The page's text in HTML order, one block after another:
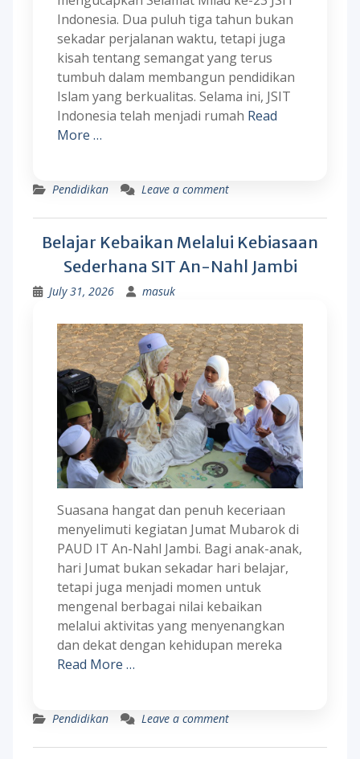
Indonesia. Dua puluh tiga tahun bukan
sekadar perjalanan waktu, tetapi juga
kisah tentang semangat yang terus
tumbuh dalam membangun pendidikan
Islam yang berkualitas. Selama ini, JSIT
Indonesia telah menjadi rumah Read
More …
Pendidikan Leave a comment
Belajar Kebaikan Melalui Kebiasaan
Sederhana SIT An-Nahl Jambi
July 31, 2026 masuk
Suasana hangat dan penuh keceriaan
menyelimuti kegiatan Jumat Mubarok di
PAUD IT An-Nahl Jambi. Bagi anak-anak,
hari Jumat bukan sekadar hari belajar,
tetapi juga menjadi momen untuk
mengenal berbagai nilai kebaikan
melalui aktivitas yang menyenangkan
dan dekat dengan kehidupan mereka
Read More …
Pendidikan Leave a comment